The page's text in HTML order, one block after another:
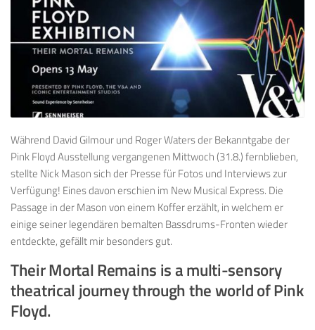
Während David Gilmour und Roger Waters der Bekanntgabe der
Pink Floyd Ausstellung vergangenen Mittwoch (31.8.) fernblieben,
stellte Nick Mason sich der Presse für Fotos und Interviews zur
Verfügung! Eines davon erschien im New Musical Express. Die
Passage in der Mason von einem Koffer erzählt, in welchem er
einige seiner legendären bemalten Bassdrums-Fronten wieder
entdeckte, gefällt mir besonders gut.
Their Mortal Remains is a multi-sensory
theatrical journey through the world of Pink
Floyd.